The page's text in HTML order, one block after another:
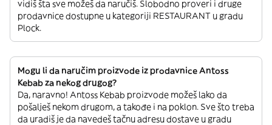
vidiš šta sve možeš da naručiš. Slobodno proveri i druge
prodavnice dostupne u kategoriji RESTAURANT u gradu
Plock.
Mogu li da naručim proizvode iz prodavnice Antoss
Kebab za nekog drugog?
Da, naravno! Antoss Kebab proizvode možeš lako da
pošalješ nekom drugom, a takođe i na poklon. Sve što treba
da uradiš je da navedeš tačnu adresu dostave u gradu